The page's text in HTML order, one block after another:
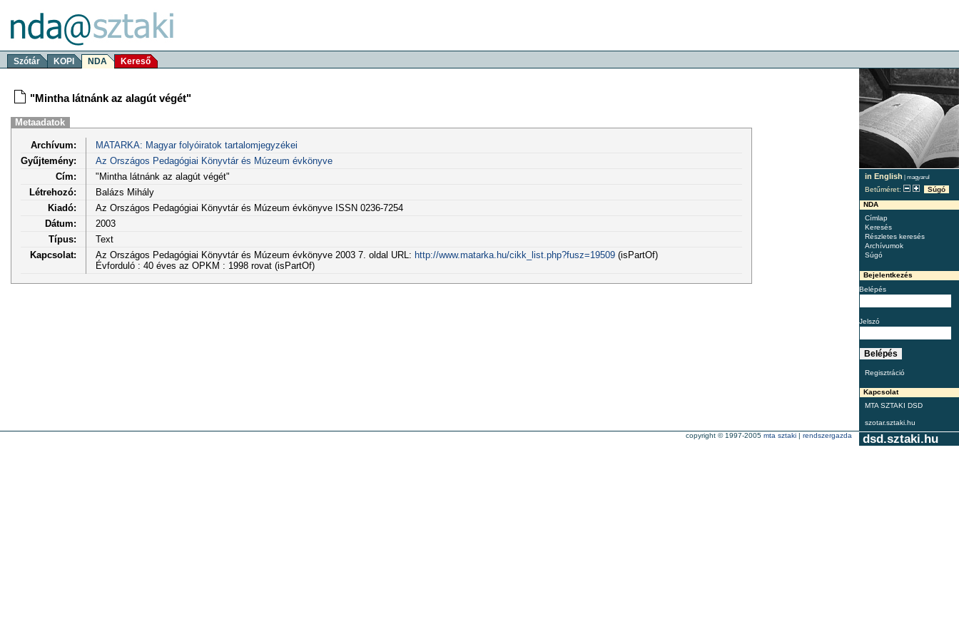
Szótár KOPI NDA Kereső
in English | magyarul
Betűméret:
Súgó
NDA
Címlap
Keresés
Részletes keresés
Archívumok
Súgó
Bejelentkezés
Belépés
Jelszó
Regisztráció
Kapcsolat
MTA SZTAKI DSD
szotar.sztaki.hu
"Mintha látnánk az alagút végét"
Metaadatok
Archívum:
MATARKA: Magyar folyóiratok tartalomjegyzékei
Gyűjtemény:
Az Országos Pedagógiai Könyvtár és Múzeum évkönyve
Cím:
"Mintha látnánk az alagút végét"
Létrehozó:
Balázs Mihály
Kiadó:
Az Országos Pedagógiai Könyvtár és Múzeum évkönyve ISSN 0236-7254
Dátum:
2003
Típus:
Text
Kapcsolat:
Az Országos Pedagógiai Könyvtár és Múzeum évkönyve 2003 7. oldal URL: http://www.matarka.hu/cikk_list.php?fusz=19509(isPartOf)
Évforduló : 40 éves az OPKM : 1998 rovat (isPartOf)
dsd.sztaki.hu
copyright © 1997-2005 mta sztaki | rendszergazda